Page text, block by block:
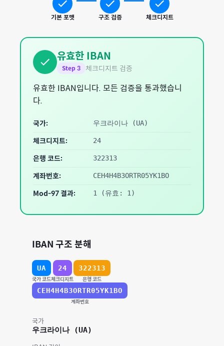
기본 포맷 구조 검증 체크디지트
유효한 IBAN
Step 3 체크디지트 검증
유효한 IBAN입니다. 모든 검증을 통과했습니
다.
국가: 우크라이나 (UA)
체크디지트: 24
은행 코드: 322313
계좌번호: CEH4H4B3ORTR05YK1BO
Mod-97 결과: 1 (유효: 1)
IBAN 구조 분해
UA
국가 코드
24
체크디지트
322313
은행 코드
CEH4H4B3ORTR05YK1BO
계좌번호
국가
우크라이나(UA)